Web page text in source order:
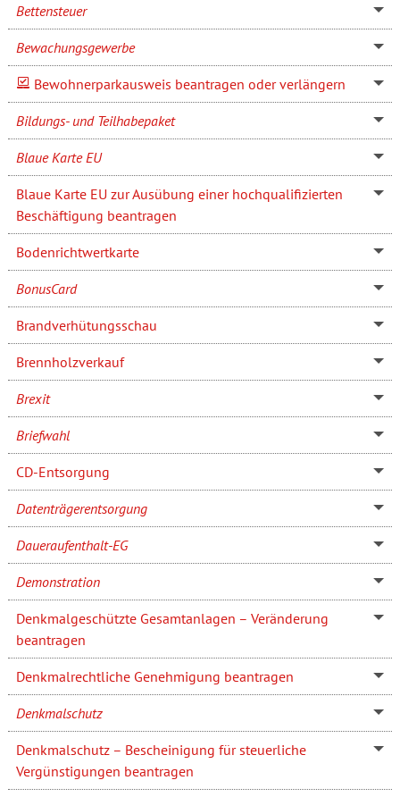
Bettensteuer
Bewachungsgewerbe
Bewohnerparkausweis beantragen oder verlängern
Bildungs- und Teilhabepaket
Blaue Karte EU
Blaue Karte EU zur Ausübung einer hochqualifizierten
Beschäftigung beantragen
Bodenrichtwertkarte
BonusCard
Brandverhütungsschau
Brennholzverkauf
Brexit
Briefwahl
CD-Entsorgung
Datenträgerentsorgung
Daueraufenthalt-EG
Demonstration
Denkmalgeschützte Gesamtanlagen – Veränderung
beantragen
Denkmalrechtliche Genehmigung beantragen
Denkmalschutz
Denkmalschutz – Bescheinigung für steuerliche
Vergünstigungen beantragen